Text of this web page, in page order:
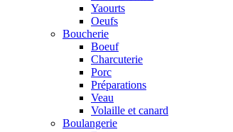
Yaourts
Oeufs
Boucherie
Boeuf
Charcuterie
Porc
Préparations
Veau
Volaille et canard
Boulangerie